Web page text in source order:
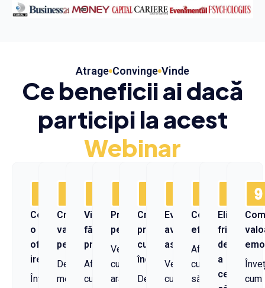
Atrage Convinge Vinde
Ce beneficii ai dacă
participi la acest
Webinar
Construiește
o
ofertă
irezistibilă
Înțelegi
Crește
valoarea
percepută
Descoperi
mecanismul
Vinde
fără
presiune
Afli
cum
Prezentări
persuasive
Vezi
cum
arată
Crește
prețurile
cu
încredere
Descoperi
Evidențiază
avantajele
ascunse
Vezi
cum
Conversații
eficiente
Afli
cum
să
Elimină
frica
de
a
cere
cum